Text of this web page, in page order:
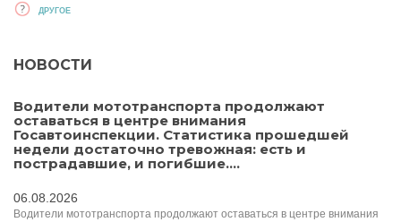
ДРУГОЕ
НОВОСТИ
Водители мототранспорта продолжают
оставаться в центре внимания
Госавтоинспекции. Статистика прошедшей
недели достаточно тревожная: есть и
пострадавшие, и погибшие....
06.08.2026
Водители мототранспорта продолжают оставаться в центре внимания